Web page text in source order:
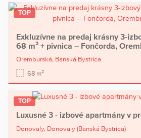
TOP
Exkluzívne na predaj krásny 3-
68 m² + pivnica – Fončorda,
Oremburská, Banská Bystrica
68 m2
TOP
Luxusné 3 - izbové apartmány v
Donovaly, Donovaly (Banská Bystrica)